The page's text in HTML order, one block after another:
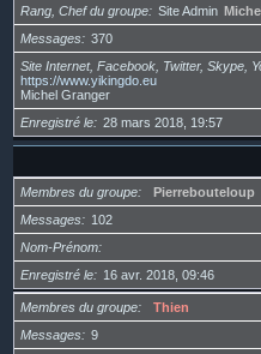
Rang, Chef du groupe Site Admin
Messages
370
Site Internet, Facebook, Twitter, Skype,
https://www.yikingdo.eu
Michel Granger
Enregistré le
28 mars 2018, 19:57
Membres du groupe
Pierrebouteloup
Messages
102
Nom-Prénom
Enregistré le
16 avr. 2018, 09:46
Membres du groupe
Thien
Messages
9